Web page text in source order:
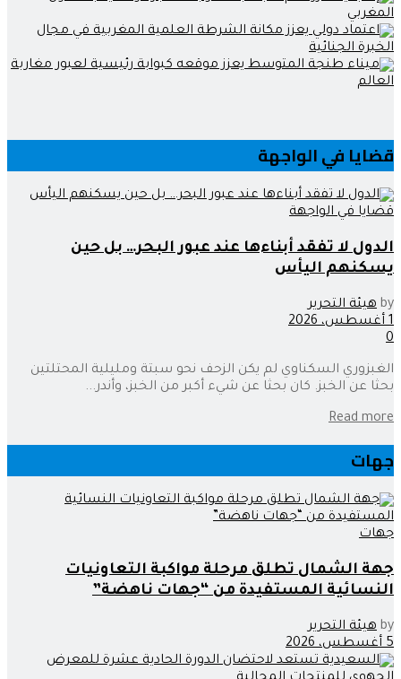
قضايا في الواجهة
قضايا في الواجهة
الدول لا تفقد أبناءها عند عبور البحر… بل حين
يسكنهم اليأس
by هيئة التحرير
1 أغسطس، 2026
0
الغبزوري السكناوي لم يكن الزحف نحو سبتة ومليلية المحتلتين
بحثا عن الخبز. كان بحثا عن شيء أكبر من الخبز، وأندر...
Read more
جهات
جهات
جهة الشمال تطلق مرحلة مواكبة التعاونيات
النسائية المستفيدة من “جهات ناهضة”
by هيئة التحرير
5 أغسطس، 2026